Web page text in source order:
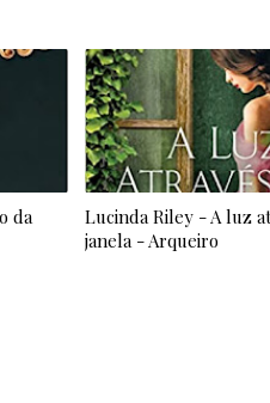
da
Lucinda Riley - A luz
janela - Arqueiro